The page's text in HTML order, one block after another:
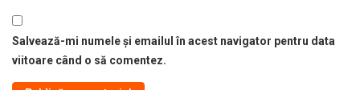
Salvează-mi numele și emailul în acest navigator pentru data
viitoare când o să comentez.